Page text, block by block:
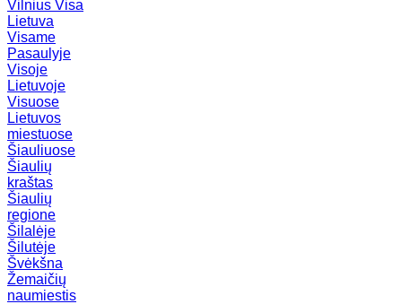
Vilnius Visa
Lietuva
Visame
Pasaulyje
Visoje
Lietuvoje
Visuose
Lietuvos
miestuose
Šiauliuose
Šiaulių
kraštas
Šiaulių
regione
Šilalėje
Šilutėje
Švėkšna
Žemaičių
naumiestis